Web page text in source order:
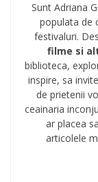
Sunt Adriana
populata de
festivaluri.
filme si
biblioteca,
inspire, sa
de prietenii
ceainaria
ar placea
articolele